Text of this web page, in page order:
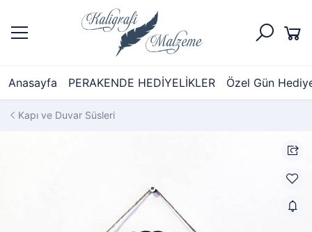
Anasayfa PERAKENDE HEDİYELİKLER Özel Gün
Kapı ve Duvar Süsleri